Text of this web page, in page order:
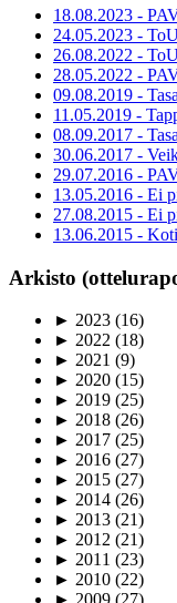
18.08.2023 -
24.05.2023 -
26.08.2022 -
28.05.2022 -
09.08.2019 -
11.05.2019 -
08.09.2017 -
30.06.2017 -
29.07.2016 -
13.05.2016 - Ei
27.08.2015 - Ei
13.06.2015 -
Arkisto
► 2023 (16)
► 2022 (18)
► 2021 (9)
► 2020 (15)
► 2019 (25)
► 2018 (26)
► 2017 (25)
► 2016 (27)
► 2015 (27)
► 2014 (26)
► 2013 (21)
► 2012 (21)
► 2011 (23)
► 2010 (22)